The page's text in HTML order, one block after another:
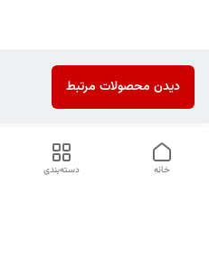
دیدن محصولات مرتبط
دسته‌بندی خانه